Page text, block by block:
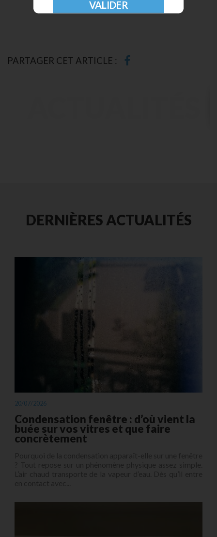
PARTAGER CET ARTICLE :
DERNIÈRES ACTUALITÉS
20/07/2026
Condensation fenêtre : d’où vient la
buée sur vos vitres et que faire
concrètement